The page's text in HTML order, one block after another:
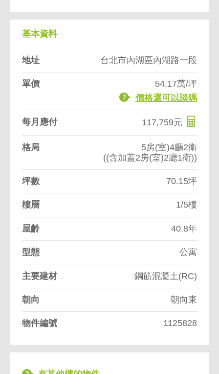
基本資料
地址 台北市內湖區內湖路一段
單價
54.17萬/坪
價格還可以談嗎
每月應付 117,759元
格局
5房(室)4廳2衛
((含加蓋2房(室)2廳1衛))
坪數 70.15坪
樓層 1/5樓
屋齡 40.8年
型態 公寓
主要建材 鋼筋混凝土(RC)
朝向 朝向東
物件編號 1125828